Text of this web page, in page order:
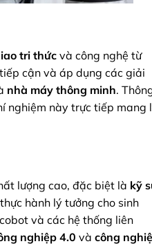
tri thứcvà công nghệ từ
cận và áp dụng các giải
nhà máy thông minh.
nghiệm này trực tiếp mang
lượng cao, đặc biệt là kỹ
hành lý tưởng cho sinh
và các hệ thống liên
nghiệp 4.0 và công